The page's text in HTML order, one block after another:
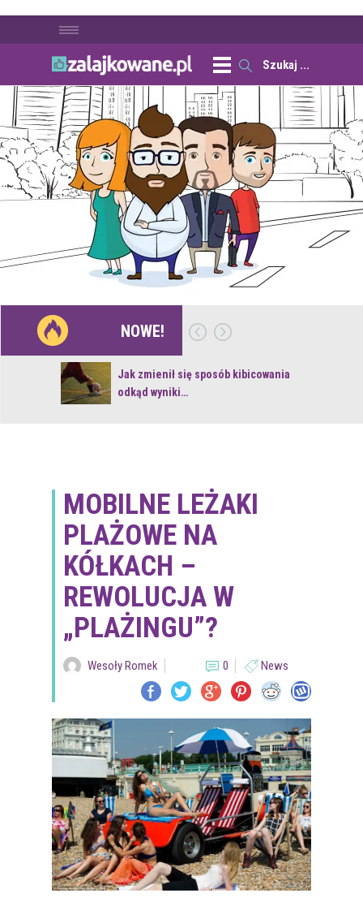
NOWE!
Jak zmienił się sposób kibicowania
odkąd wyniki…
MOBILNE LEŻAKI
PLAŻOWE NA
KÓŁKACH –
REWOLUCJA W
„PLAŻINGU”?
Wesoły Romek 0 News